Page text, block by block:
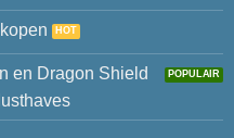
en Dragon Shield